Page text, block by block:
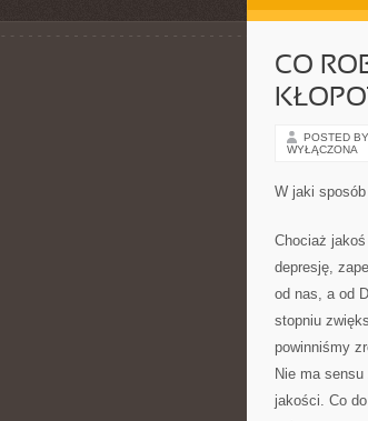
CO
POSTED
WYŁĄCZONA
W jaki
Chociaż
depresję,
od nas, a od
stopniu
powinniśmy
Nie ma
jakości. Co